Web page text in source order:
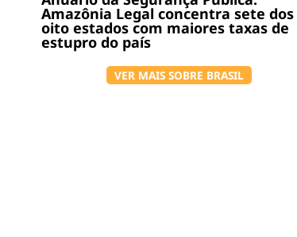
Amazônia Legal concentra sete dos
oito estados com maiores taxas de
estupro do país
VER MAIS SOBRE BRASIL